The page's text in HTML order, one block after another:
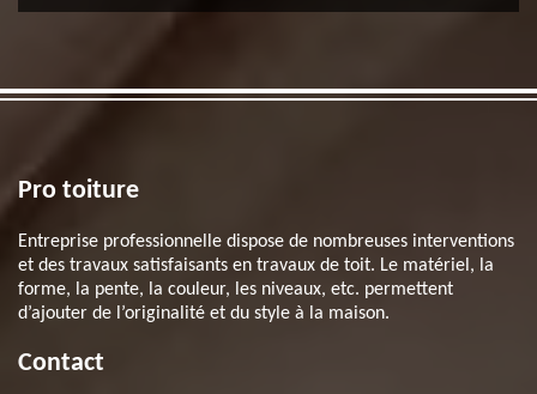
Pro toiture
Entreprise professionnelle dispose de nombreuses interventions
et des travaux satisfaisants en travaux de toit. Le matériel, la
forme, la pente, la couleur, les niveaux, etc. permettent
d’ajouter de l’originalité et du style à la maison.
Contact